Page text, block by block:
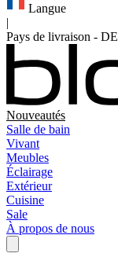
Langue
|
Pays de livraison - DE
Nouveautés
Salle de bain
Vivant
Meubles
Éclairage
Extérieur
Cuisine
Sale
À propos de nous